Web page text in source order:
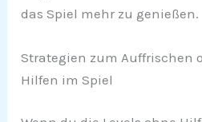
das Spiel mehr zu genießen.
Strategien zum Auffrischen
Hilfen im Spiel